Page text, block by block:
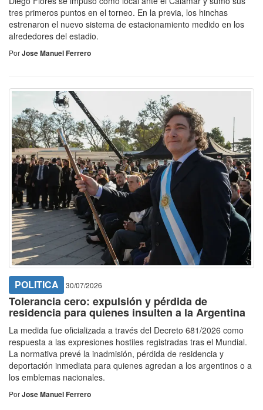
tres primeros puntos en el torneo. En la previa, los hinchas
estrenaron el nuevo sistema de estacionamiento medido en los
alrededores del estadio.
PorJose Manuel Ferrero
POLITICA 30/07/2026
Tolerancia cero: expulsión y pérdida de
residencia para quienes insulten a la Argentina
La medida fue oficializada a través del Decreto 681/2026 como
respuesta a las expresiones hostiles registradas tras el Mundial.
La normativa prevé la inadmisión, pérdida de residencia y
deportación inmediata para quienes agredan a los argentinos o a
los emblemas nacionales.
PorJose Manuel Ferrero